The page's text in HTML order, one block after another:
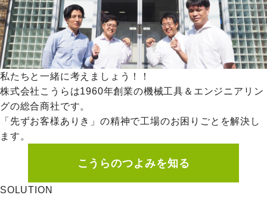
私たちと一緒に考えましょう！！
株式会社こうらは1960年創業の機械工具＆エンジニアリン
グの総合商社です。
「先ずお客様ありき」の精神で工場のお困りごとを解決し
ます。
こうらのつよみを知る
SOLUTION